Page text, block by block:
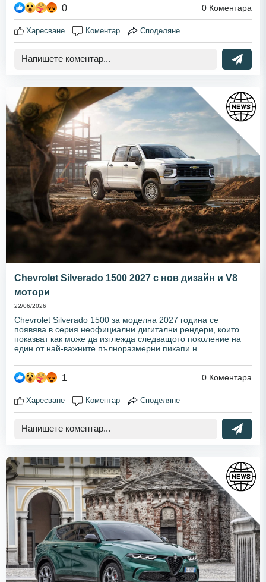
0 0 Коментара
Харесване Коментар Споделяне
Chevrolet Silverado 1500 2027 с нов дизайн и V8
мотори
22/06/2026
Chevrolet Silverado 1500 за моделна 2027 година се
появява в серия неофициални дигитални рендери, които
показват как може да изглежда следващото поколение на
един от най-важните пълноразмерни пикапи н...
1 0 Коментара
Харесване Коментар Споделяне